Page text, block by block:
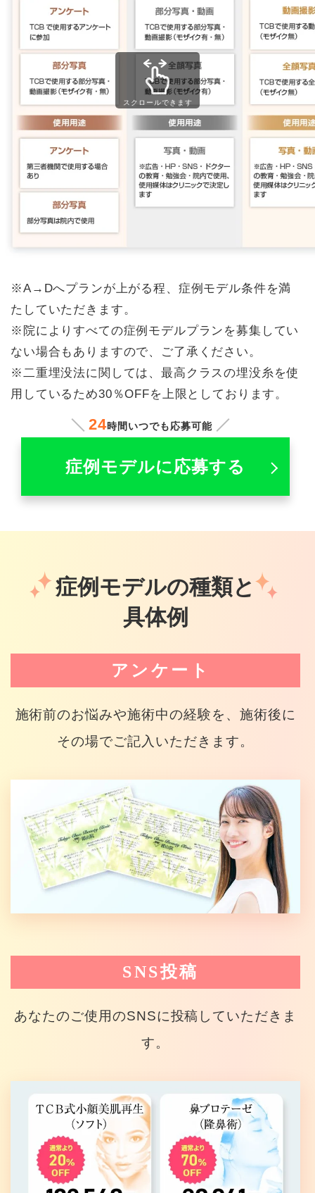
スクロールできます
※A→Dへプランが上がる程、症例モデル条件を満
たしていただきます。
※院によりすべての症例モデルプランを募集してい
ない場合もありますので、ご了承ください。
※二重埋没法に関しては、最高クラスの埋没糸を使
用しているため30％OFFを上限としております。
24時間いつでも応募可能
症例モデルに応募する
症例モデルの種類と
具体例
アンケート
施術前のお悩みや施術中の経験を、施術後に
その場でご記入いただきます。
SNS投稿
あなたのご使用のSNSに投稿していただきま
す。